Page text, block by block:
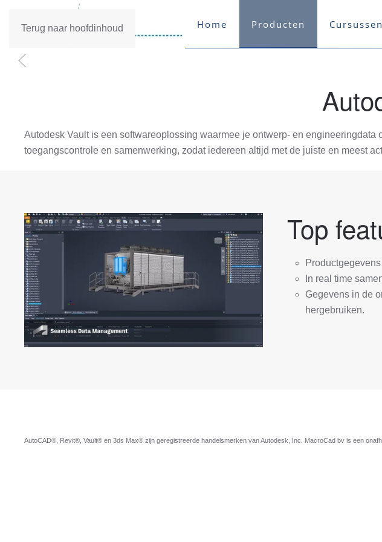
Terug naar hoofdinhoud Home Producten
Autodesk Vault is een softwareoplossing waarmee je ontwerp- en
toegangscontrole en samenwerking, zodat iedereen altijd met de juiste en meest
Top
In real time
Gegevens in de
hergebruiken.
AutoCAD®, Revit®, Vault® en 3ds Max® zijn geregistreerde handelsmerken van Autodesk, Inc. MacroCad bv is een